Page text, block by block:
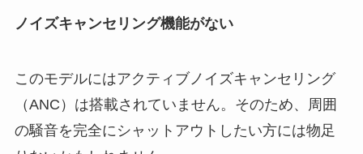
ノイズキャンセリング機能がない
このモデルにはアクティブノイズキャンセリング
（ANC）は搭載されていません。そのため、周囲
の騒音を完全にシャットアウトしたい方には物足